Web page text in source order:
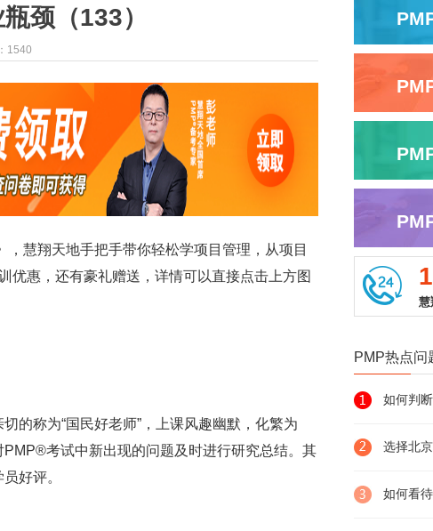
颈（133）
1540
， 慧翔天地手把手带你轻松学项目管理，从项目
惠，还有豪礼赠送，详情可以直接点击上方图
称为“国民好老师”，上课风趣幽默，化繁为
考试中新出现的问题及时进行研究总结。其
好评。
慧
PMP热点问
如何判
选择北
如何看